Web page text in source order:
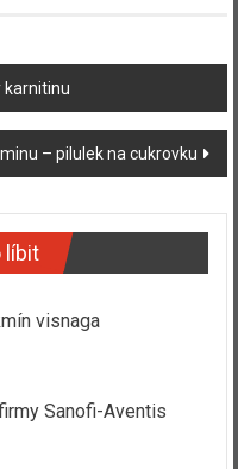
karnitinu
– pilulek na cukrovku
líbit
visnaga
Sanofi-Aventis